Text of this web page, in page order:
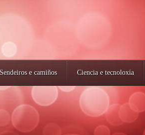
Sendeiros e camiños Ciencia e tecnoloxía